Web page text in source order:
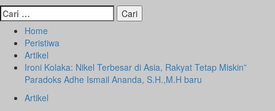
Cari
untuk:
Home
Peristiwa
Artikel
Ironi Kolaka: Nikel Terbesar di Asia, Rakyat Tetap Miskin”
Paradoks Adhe Ismail Ananda, S.H.,M.H baru
Artikel